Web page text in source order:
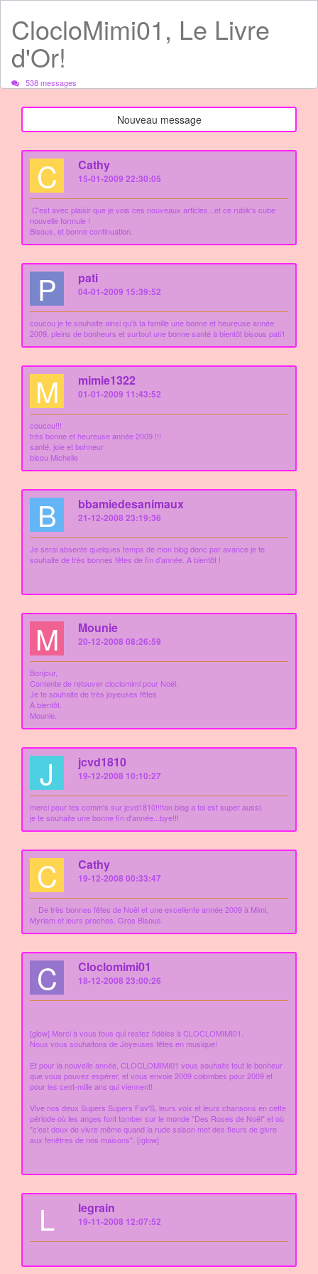
ClocloMimi01, Le Livre
d'Or!
538 messages
Nouveau message
C Cathy
15-01-2009 22:30:05
C'est avec plaisir que je vois ces nouveaux articles...et ce rubik's cube
nouvelle formule !
Bisous, et bonne continuation.
P pati
04-01-2009 15:39:52
coucou je te souhaite ainsi qu'à ta famille une bonne et heureuse année
2009, pleins de bonheurs et surtout une bonne santé à bientôt bisous pati1
M mimie1322
01-01-2009 11:43:52
coucou!!!
très bonne et heureuse année 2009 !!!
santé, joie et bohneur
bisou Michelle
B bbamiedesanimaux
21-12-2008 23:19:36
Je serai absente quelques temps de mon blog donc par avance je te
souhaite de très bonnes fêtes de fin d'année. A bientôt !
M Mounie
20-12-2008 08:26:59
Bonjour,
Contente de retouver cloclomimi pour Noél.
Je te souhaite de très joyeuses fêtes.
A bientôt.
Mounie.
J jcvd1810
19-12-2008 10:10:27
merci pour tes comm's sur jcvd1810!!!ton blog a toi est super aussi.
je te souhaite une bonne fin d'année...bye!!!
C Cathy
19-12-2008 00:33:47
De très bonnes fêtes de Noël et une excellente année 2009 à Mimi,
Myriam et leurs proches. Gros Bisous.
C Cloclomimi01
18-12-2008 23:00:26
[glow] Merci à vous tous qui restez fidèles à CLOCLOMIMI01.
Nous vous souhaitons de Joyeuses fêtes en musique!
Et pour la nouvelle année, CLOCLOMIMI01 vous souhaite tout le bonheur
que vous pouvez espérer, et vous envoie 2009 colombes pour 2009 et
pour les cent-mille ans qui viennent!
Vive nos deux Supers Supers Fav'S, leurs voix et leurs chansons en cette
période où les anges font tomber sur le monde "Des Roses de Noël" et où
"c'est doux de vivre même quand la rude saison met des fleurs de givre
aux fenêtres de nos maisons". [/glow]
L legrain
19-11-2008 12:07:52